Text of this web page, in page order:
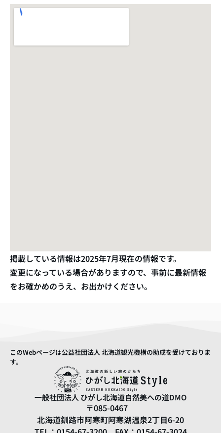
掲載している情報は2025年7月現在の情報です。
変更になっている場合がありますので、事前に最新情報
をお確かめのうえ、お出かけください。
このWebページは公益社団法人 北海道観光機構の助成を受けておりま
す。
一般社団法人 ひがし北海道自然美への道DMO
〒085-0467
北海道釧路市阿寒町阿寒湖温泉2丁目6-20